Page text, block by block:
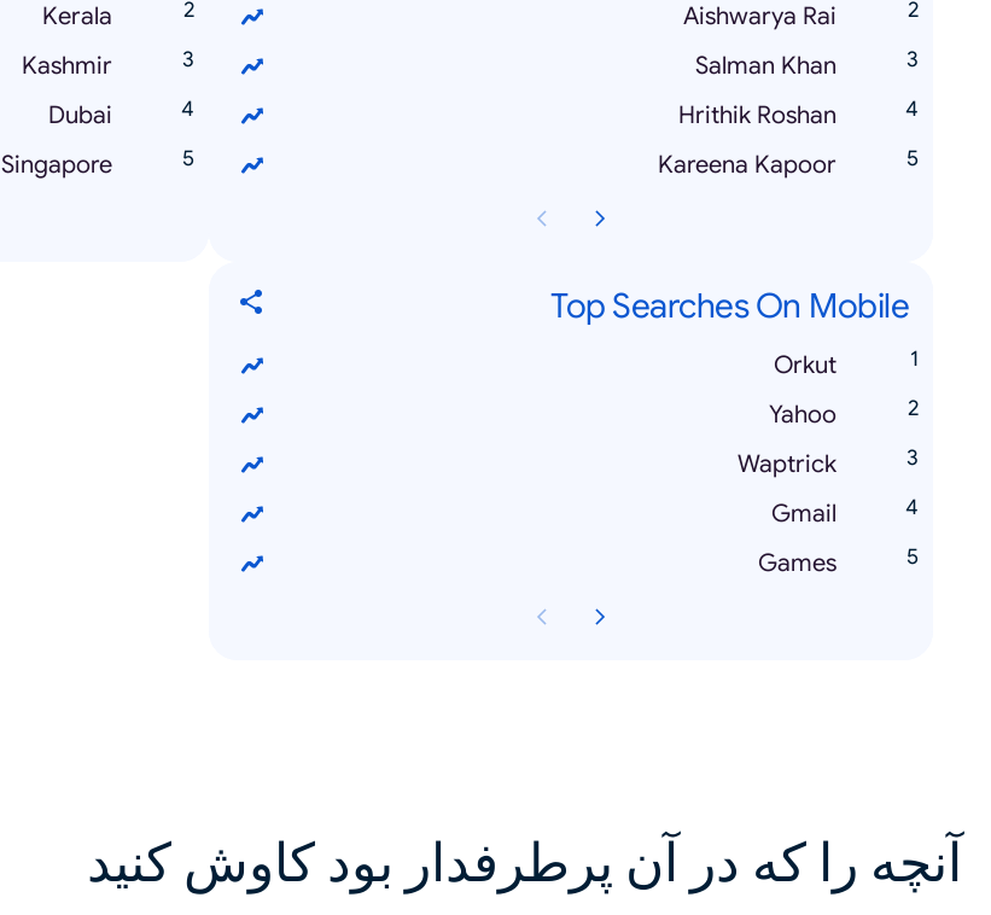
Aishwarya Rai
Salman Khan
Hrithik Roshan
Kareena Kapoor
Kerala
Kashmir
Dubai
Singapore
Top Searches On Mobile
Orkut
Yahoo
Waptrick
Gmail
Games
آنچه را که در آن پرطرفدار بود کاوش کنید